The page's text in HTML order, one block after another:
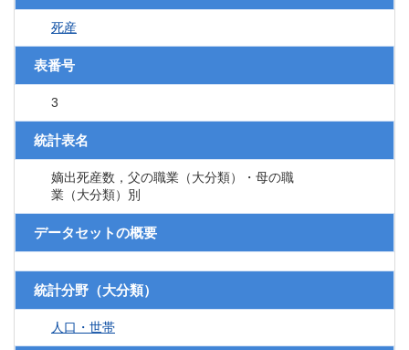
死産
表番号
3
統計表名
嫡出死産数，父の職業（大分類）・母の職
業（大分類）別
データセットの概要
統計分野（大分類）
人口・世帯